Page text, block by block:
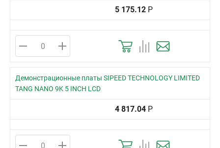
5 175.12 Р
Демонстрационные платы SIPEED TECHNOLOGY LIMITED
TANG NANO 9K 5 INCH LCD
4 817.04 Р